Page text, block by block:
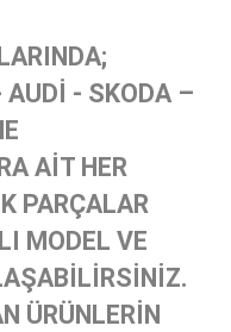
AUDİ - SKODA –
AİT HER
PARÇALAR
MODEL VE
ÜRÜNLERİN